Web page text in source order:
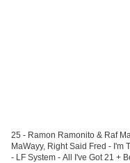
25 - Ramon Ramonito & Raf
MaWayy, Right Said Fred - I'm Too Sexy 23 - Jack Wins - Us
- LF System - All I've Got 21 + Bexxone - Baby Don't Go 20 E Dottor Dag - La